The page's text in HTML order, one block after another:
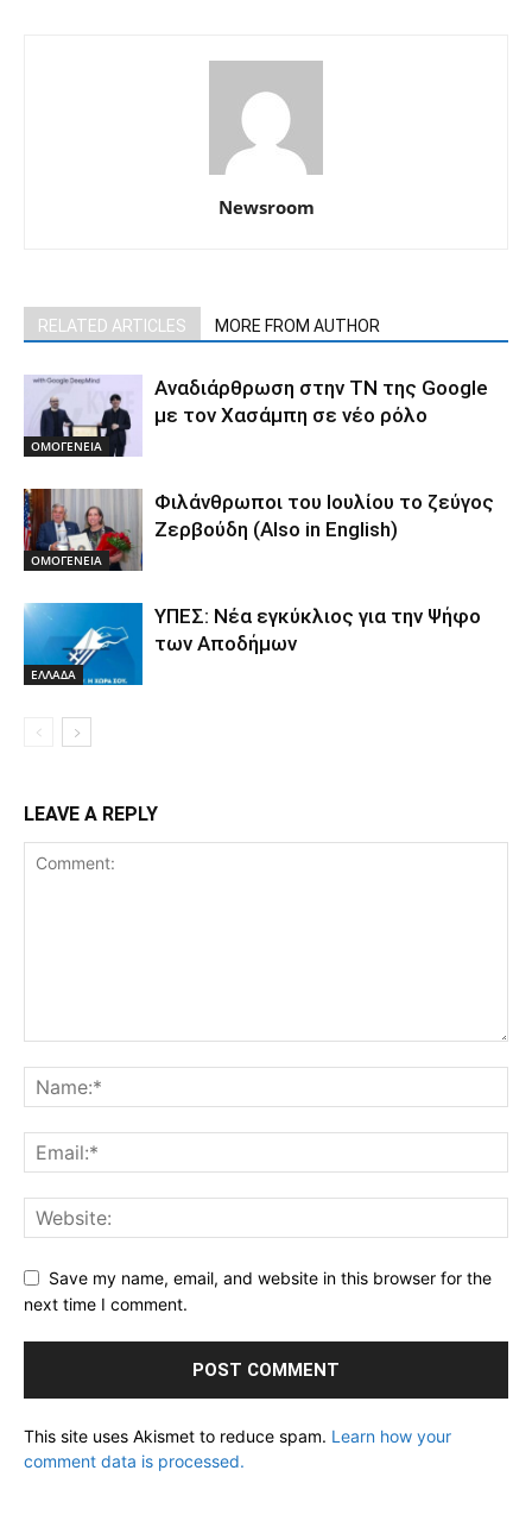
Newsroom
RELATED ARTICLES MORE FROM AUTHOR
ΟΜΟΓΕΝΕΙΑ
Αναδιάρθρωση στην ΤΝ της Google
με τον Χασάμπη σε νέο ρόλο
ΟΜΟΓΕΝΕΙΑ
Φιλάνθρωποι του Ιουλίου το ζεύγος
Ζερβούδη (Also in English)
ΕΛΛΑΔΑ
ΥΠΕΣ: Νέα εγκύκλιος για την Ψήφο
των Αποδήμων
LEAVE A REPLY
Save my name, email, and website in this browser for the
next time I comment.
This site uses Akismet to reduce spam. Learn how your
comment data is processed.